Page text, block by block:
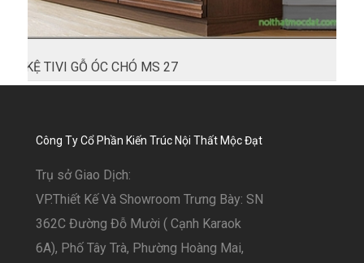
KỆ TIVI GỖ ÓC CHÓ MS 27
Công Ty Cổ Phần Kiến Trúc Nội Thất Mộc Đạt
Trụ sở Giao Dịch:
VP.Thiết Kế Và Showroom Trưng Bày: SN
362C Đường Đỗ Mười ( Cạnh Karaok
6A), Phố Tây Trà, Phường Hoàng Mai,